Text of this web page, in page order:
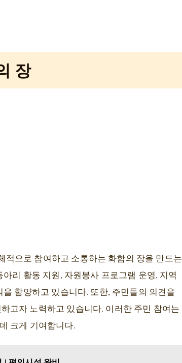
장
으로 참여하고 소통하는 화합의 장을 만드는
리 활동 지원, 자원봉사 프로그램 운영, 지역
함양하고 있습니다. 또한, 주민들의 의견을
고자 노력하고 있습니다. 이러한 주민 참여는
크게 기여합니다.